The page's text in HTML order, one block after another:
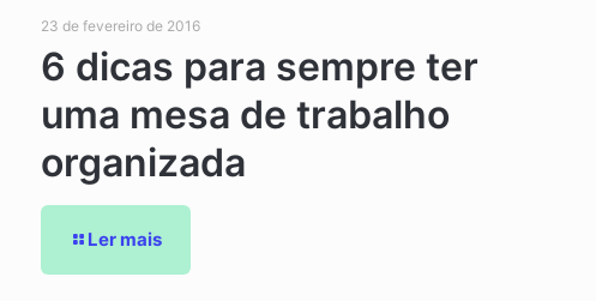
23 de fevereiro de 2016
6 dicas para sempre ter
uma mesa de trabalho
organizada
Ler mais